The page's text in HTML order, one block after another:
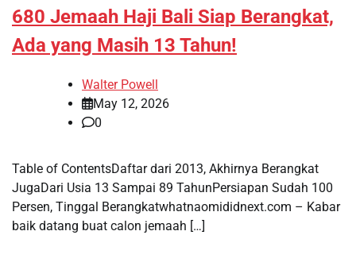
680 Jemaah Haji Bali Siap Berangkat,
Ada yang Masih 13 Tahun!
Walter Powell
May 12, 2026
0
Table of ContentsDaftar dari 2013, Akhirnya Berangkat
JugaDari Usia 13 Sampai 89 TahunPersiapan Sudah 100
Persen, Tinggal Berangkatwhatnaomididnext.com – Kabar
baik datang buat calon jemaah […]